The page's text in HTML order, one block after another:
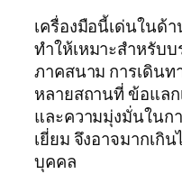
เครื่องมือนี้เด่นในด้
ทำให้เหมาะสำหรับ
ภาคสนาม การเดิน
หลายสถานที่ ข้อแล
และความมุ่งมั่นในก
เยี่ยม จึงอาจมากเกิ
บุคคล